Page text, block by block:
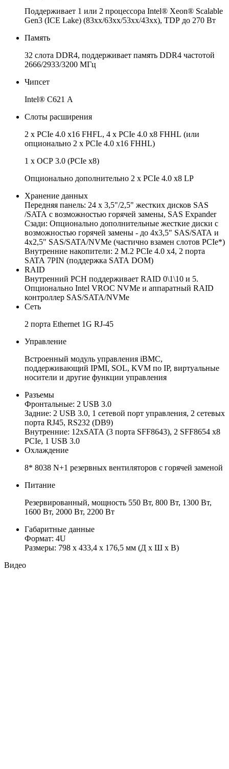
Поддерживает 1 или 2 процессора Intel® Xeon® Scalable
Gen3 (ICE Lake) (83xx/63xx/53xx/43xx), TDP до 270 Вт
Память
32 слота DDR4, поддерживает память DDR4 частотой
2666/2933/3200 МГц
Чипсет
Intel® C621 A
Слоты расширения
2 х PCIe 4.0 x16 FHFL, 4 х PCIe 4.0 x8 FHHL (или
опционально 2 х PCIe 4.0 x16 FHHL)
1 х OCP 3.0 (PCIe x8)
Опционально дополнительно 2 х PCIe 4.0 x8 LP
Хранение данных
Передняя панель: 24 x 3,5"/2,5" жестких дисков SAS
/SATA с возможностью горячей замены, SAS Expander
Сзади: Опционально дополнительные жесткие диски с
возможностью горячей замены - до 4x3,5" SAS/SATA и
4x2,5" SAS/SATA/NVMe (частично взамен слотов PCIe*)
Внутренние накопители: 2 M.2 PCIe 4.0 x4, 2 порта
SATA 7PIN (поддержка SATA DOM)
RAID
Внутренний PCH поддерживает RAID 0\1\10 и 5.
Опционально Intel VROC NVMe и аппаратный RAID
контроллер SAS/SATA/NVMe
Сеть
2 порта Ethernet 1G RJ-45
Управление
Встроенный модуль управления iBMC,
поддерживающий IPMI, SOL, KVM по IP, виртуальные
носители и другие функции управления
Разъемы
Фронтальные: 2 USB 3.0
Задние: 2 USB 3.0, 1 сетевой порт управления, 2 сетевых
порта RJ45, RS232 (DB9)
Внутренние: 12хSATA (3 порта SFF8643), 2 SFF8654 x8
PCIe, 1 USB 3.0
Охлаждение
8* 8038 N+1 резервных вентиляторов с горячей заменой
Питание
Резервированный, мощность 550 Вт, 800 Вт, 1300 Вт,
1600 Вт, 2000 Вт, 2200 Вт
Габаритные данные
Формат: 4U
Размеры: 798 x 433,4 x 176,5 мм (Д x Ш x В)
Видео